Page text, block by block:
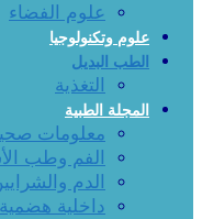
علوم الفضاء
علوم وتكنولوجيا
الطب البديل
التغذية
المجلة الطبية
معلومات
الفم وطب
الدم
داخلية